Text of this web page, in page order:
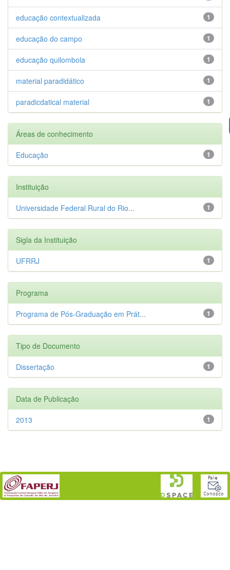
1
educação contextualizada
1
educação do campo
1
educação quilombola
1
material paradidático
1
paradicdatical material
Áreas de conhecimento
1
Educação
Instituição
1
Universidade Federal Rural do Rio...
Sigla da Instituição
1
UFRRJ
Programa
1
Programa de Pós-Graduação em Prát...
Tipo de Documento
1
Dissertação
Data de Publicação
1
2013